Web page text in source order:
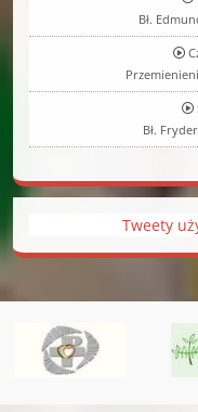
Bł.
Bł.
Tweety